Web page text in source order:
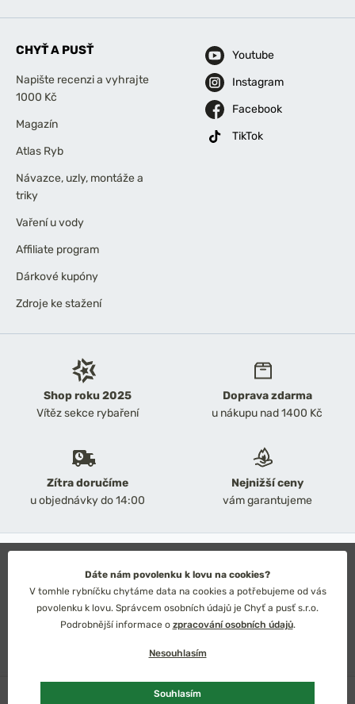
Shop roku 2025
Vítěz sekce rybaření
Doprava zdarma
u nákupu nad 1400 Kč
Zítra doručíme
u objednávky do 14:00
Nejnižší ceny
vám garantujeme
CHYŤ A PUSŤ
Napište recenzi a vyhrajte
1000 Kč
Magazín
Atlas Ryb
Návazce, uzly, montáže a
triky
Vaření u vody
Affiliate program
Dárkové kupóny
Zdroje ke stažení
Youtube
Instagram
Facebook
TikTok
Obchodní podmínky
Ochrana osobních údajů
Technické řešení: Simplia s.r.o.
Strategický design: Petr Široký
Dáte nám povolenku k lovu na cookies?
V tomhle rybníčku chytáme data na cookies a potřebujeme od vás
povolenku k lovu. Správcem osobních údajů je Chyť a pusť s.r.o.
Podrobnější informace o zpracování osobních údajů.
Nesouhlasím
Souhlasím